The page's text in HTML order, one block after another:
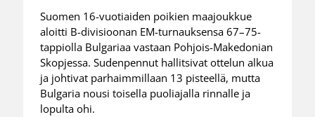
Suomen 16-vuotiaiden poikien maajoukkue
aloitti B-divisioonan EM-turnauksensa 67–75-
tappiolla Bulgariaa vastaan Pohjois-Makedonian
Skopjessa. Sudenpennut hallitsivat ottelun alkua
ja johtivat parhaimmillaan 13 pisteellä, mutta
Bulgaria nousi toisella puoliajalla rinnalle ja
lopulta ohi.